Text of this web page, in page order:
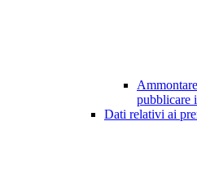
pubblicare
Dati relativi ai